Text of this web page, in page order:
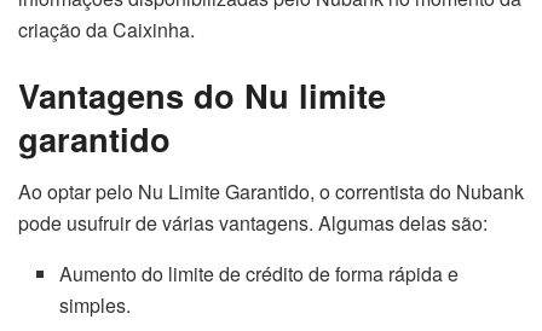
criação da Caixinha.
Vantagens do Nu limite
garantido
Ao optar pelo Nu Limite Garantido, o correntista do Nubank
pode usufruir de várias vantagens. Algumas delas são:
Aumento do limite de crédito de forma rápida e
simples.